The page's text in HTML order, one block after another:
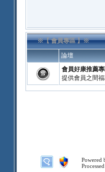
※【 會員專區 】※
論壇
會員好康推薦
提供會員之間
Powered